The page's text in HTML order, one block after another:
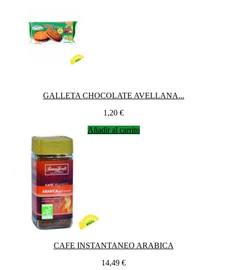
GALLETA CHOCOLATE AVELLANA...
Precio
1,20 €
Añadir al carrito
CAFE INSTANTANEO ARABICA
Precio
14,49 €